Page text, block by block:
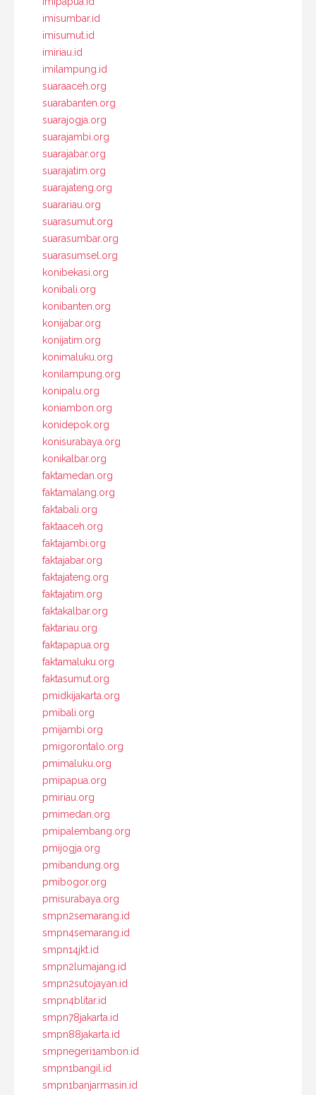
imisumbar.id
imisumut.id
imiriau.id
imilampung.id
suaraaceh.org
suarabanten.org
suarajogja.org
suarajambi.org
suarajabar.org
suarajatim.org
suarajateng.org
suarariau.org
suarasumut.org
suarasumbar.org
suarasumsel.org
konibekasi.org
konibali.org
konibanten.org
konijabar.org
konijatim.org
konimaluku.org
konilampung.org
konipalu.org
koniambon.org
konidepok.org
konisurabaya.org
konikalbar.org
faktamedan.org
faktamalang.org
faktabali.org
faktaaceh.org
faktajambi.org
faktajabar.org
faktajateng.org
faktajatim.org
faktakalbar.org
faktariau.org
faktapapua.org
faktamaluku.org
faktasumut.org
pmidkijakarta.org
pmibali.org
pmijambi.org
pmigorontalo.org
pmimaluku.org
pmipapua.org
pmiriau.org
pmimedan.org
pmipalembang.org
pmijogja.org
pmibandung.org
pmibogor.org
pmisurabaya.org
smpn2semarang.id
smpn4semarang.id
smpn14jkt.id
smpn2lumajang.id
smpn2sutojayan.id
smpn4blitar.id
smpn78jakarta.id
smpn88jakarta.id
smpnegeri1ambon.id
smpn1bangil.id
smpn1banjarmasin.id